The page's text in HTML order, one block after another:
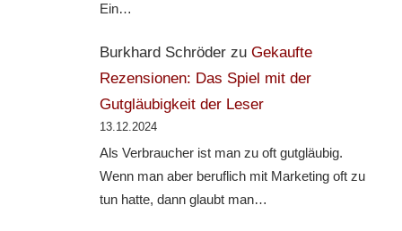
Ein…
Burkhard Schröderzu Gekaufte
Rezensionen: Das Spiel mit der
Gutgläubigkeit der Leser
13.12.2024
Als Verbraucher ist man zu oft gutgläubig.
Wenn man aber beruflich mit Marketing oft zu
tun hatte, dann glaubt man…